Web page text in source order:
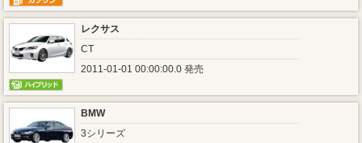
レクサス
CT
2011-01-01 00:00:00.0 発売
BMW
3シリーズ